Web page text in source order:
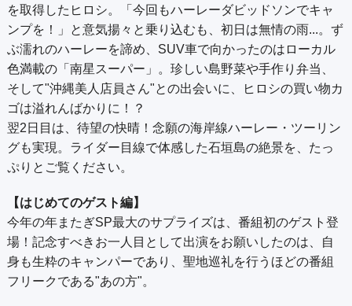
を取得したヒロシ。「今回もハーレーダビッドソンでキャ
ンプを！」と意気揚々と乗り込むも、初日は無情の雨...。ず
ぶ濡れのハーレーを諦め、SUV車で向かったのはローカル
色満載の「南星スーパー」。珍しい島野菜や手作り弁当、
そして"沖縄美人店員さん"との出会いに、ヒロシの買い物カ
ゴは溢れんばかりに！？
翌2日目は、待望の快晴！念願の海岸線ハーレー・ツーリン
グも実現。ライダー目線で体感した石垣島の絶景を、たっ
ぷりとご覧ください。
【はじめてのゲスト編】
今年の年またぎSP最大のサプライズは、番組初のゲスト登
場！記念すべきお一人目として出演をお願いしたのは、自
身も生粋のキャンパーであり、聖地巡礼を行うほどの番組
フリークである"あの方"。